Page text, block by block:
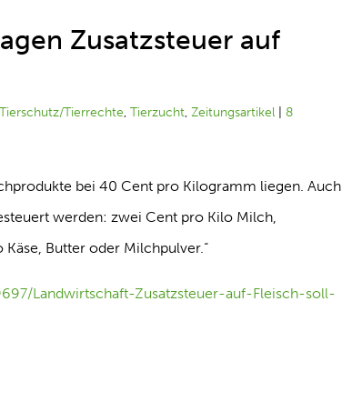
Zusatzsteuer auf
Tierschutz/Tierrechte,Tierzucht,Zeitungsartikel
8
bei 40 Cent pro Kilogramm liegen. Auch
werden: zwei Cent pro Kilo Milch,
Butter oder Milchpulver.“
Landwirtschaft-Zusatzsteuer-auf-Fleisch-soll-